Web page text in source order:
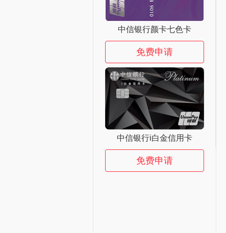
中信银行颜卡七色卡
免费申请
中信银行i白金信用卡
免费申请